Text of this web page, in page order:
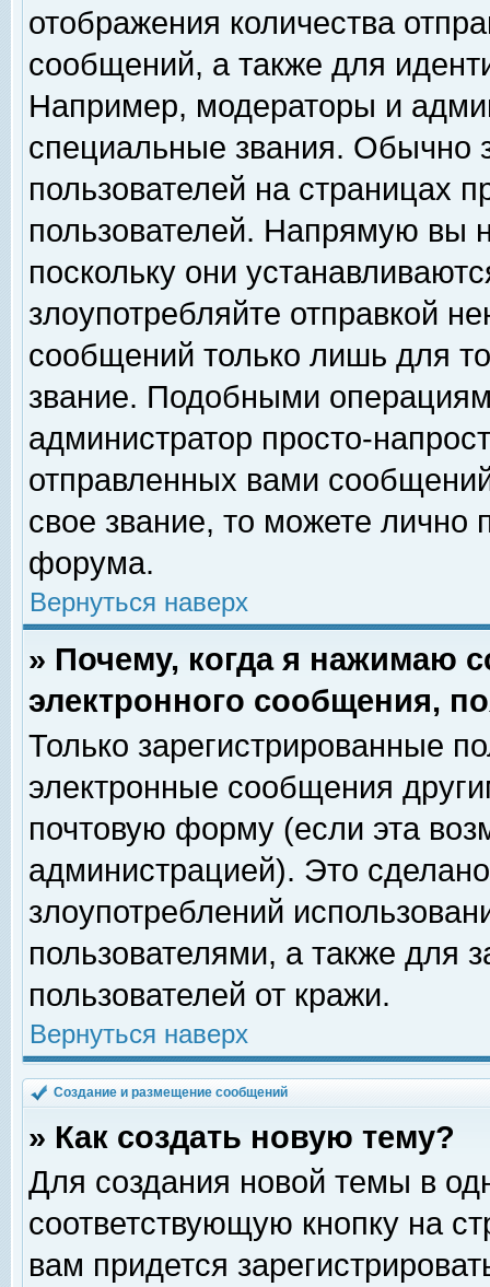
отображения количества
сообщений, а также для
Например, модераторы и
специальные звания. Обычно
пользователей на страницах
пользователей. Напрямую вы
поскольку они
злоупотребляйте отправкой
сообщений только лишь для
звание. Подобными
администратор просто-
отправленных вами
свое звание, то можете лично
форума.
Вернуться наверх
» Почему, когда я нажимаю
электронного сообщения,
Только зарегистрированные
электронные сообщения
почтовую форму (если эта
администрацией). Это
злоупотреблений
пользователями, а также для
пользователей от кражи.
Вернуться наверх
Создание и размещение сообщений
» Как создать новую тему?
Для создания новой темы в
соответствующую кнопку на
вам придется